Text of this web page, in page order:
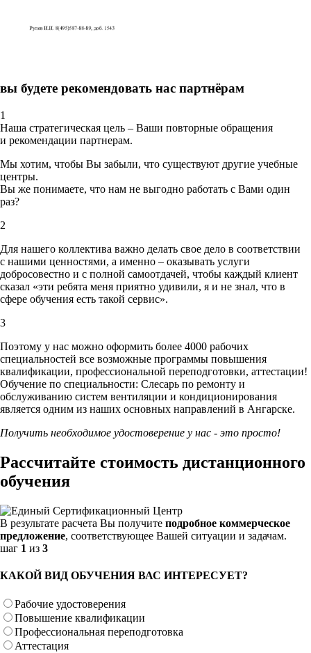
вы будете рекомендовать нас партнёрам
1
Наша стратегическая цель – Ваши повторные обращения
и рекомендации партнерам.
Мы хотим, чтобы Вы забыли, что существуют другие учебные
центры.
Вы же понимаете, что нам не выгодно работать с Вами один
раз?
2
Для нашего коллектива важно делать свое дело в соответствии
с нашими ценностями, а именно – оказывать услуги
добросовестно и с полной самоотдачей, чтобы каждый клиент
сказал «эти ребята меня приятно удивили, я и не знал, что в
сфере обучения есть такой сервис».
3
Поэтому у нас можно оформить более 4000 рабочих
специальностей все возможные программы повышения
квалификации, профессиональной переподготовки, аттестации!
Обучение по специальности: Слесарь по ремонту и
обслуживанию систем вентиляции и кондиционирования
является одним из наших основных направлений в Ангарске.
Получить необходимое удостоверение у нас - это просто!
Рассчитайте стоимость дистанционного
обучения
В результате расчета Вы получите подробное коммерческое
предложение, соответствующее Вашей ситуации и задачам.
шаг 1 из 3
КАКОЙ ВИД ОБУЧЕНИЯ ВАС ИНТЕРЕСУЕТ?
Рабочие удостоверения
Повышение квалификации
Профессиональная переподготовка
Аттестация